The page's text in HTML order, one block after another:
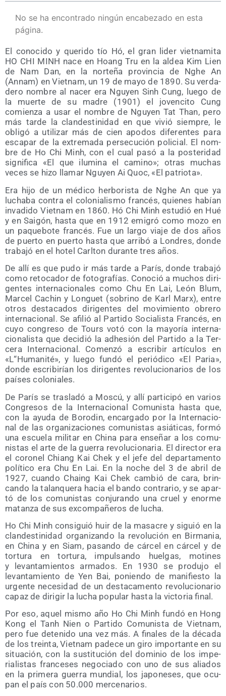
No se ha encontrado ningún encabezado en esta
página.
El cono­ci­do y que­ri­do tío Hó, el gran lider viet­na­mi­ta
HO CHI MINH nace en Hoang Tru en la aldea Kim Lien
de Nam Dan, en la nor­te­ña pro­vin­cia de Nghe An
(Annam) en Viet­nam, un 19 de mayo de 1890. Su ver­da­
de­ro nom­bre al nacer era Ngu­yen Sinh Cung, lue­go de
la muer­te de su madre (1901) el joven­ci­to Cung
comien­za a usar el nom­bre de Ngu­yen Tat Than, pero
más tar­de la clan­des­ti­ni­dad en que vivió siem­pre, le
obli­gó a uti­li­zar más de cien apo­dos dife­ren­tes para
esca­par de la extre­ma­da per­se­cu­ción poli­cial. El nom­
bre de Ho Chi Minh, con el cual pasó a la pos­te­ri­dad
sig­ni­fi­ca «El que ilu­mi­na el camino»; otras muchas
veces se hizo lla­mar Ngu­yen Ai Quoc, «El patriota».
Era hijo de un médi­co her­bo­ris­ta de Nghe An que ya
lucha­ba con­tra el colo­nia­lis­mo fran­cés, quie­nes habían
inva­di­do Viet­nam en 1860. Hó Chi Minh estu­dió en Hué
y en Sai­gón, has­ta que en 1912 emi­gró como mozo en
un paque­bo­te fran­cés. Fue un lar­go via­je de dos años
de puer­to en puer­to has­ta que arri­bó a Lon­dres, don­de
tra­ba­jó en el hotel Carl­ton duran­te tres años.
De allí es que pudo ir más tar­de a París, don­de tra­ba­jó
como reto­ca­dor de foto­gra­fías. Cono­ció a muchos diri­
gen­tes inter­na­cio­na­les como Chu En Lai, León Blum,
Mar­cel Cachin y Lon­guet (sobrino de Karl Marx), entre
otros des­ta­ca­dos diri­gen­tes del movi­mien­to obre­ro
inter­na­cio­nal. Se afi­lió al Par­ti­do Socia­lis­ta Fran­cés, en
cuyo con­gre­so de Tours votó con la mayo­ría inter­na­
cio­na­lis­ta que deci­dió la adhe­sión del Par­ti­do a la Ter­
ce­ra Inter­na­cio­nal. Comen­zó a escri­bir artícu­los en
«L“Humanité», y lue­go fun­dó el perió­di­co «El Paria»,
don­de escri­bi­rían los diri­gen­tes revo­lu­cio­na­rios de los
paí­ses coloniales.
De París se tras­la­dó a Mos­cú, y allí par­ti­ci­pó en varios
Con­gre­sos de la Inter­na­cio­nal Comu­nis­ta has­ta que,
con la ayu­da de Boro­din, encar­ga­do por la Inter­na­cio­
nal de las orga­ni­za­cio­nes comu­nis­tas asiá­ti­cas, for­mó
una escue­la mili­tar en Chi­na para ense­ñar a los comu­
nis­tas el arte de la gue­rra revo­lu­cio­na­ria. El direc­tor era
el coro­nel Chiang Kai Chek y el jefe del depar­ta­men­to
polí­ti­co era Chu En Lai. En la noche del 3 de abril de
1927, cuan­do Chaing Kai Chek cam­bió de cara, brin­
can­do la talan­que­ra hacia el ban­do con­tra­rio, y se apar­
tó de los comu­nis­tas con­ju­ran­do una cruel y enor­me
matan­za de sus excom­pa­ñe­ros de lucha.
Ho Chi Minh con­si­guió huir de la masa­cre y siguió en la
clan­des­ti­ni­dad orga­ni­zan­do la revo­lu­ción en Bir­ma­nia,
en Chi­na y en Siam, pasan­do de cár­cel en cár­cel y de
tor­tu­ra en tor­tu­ra, impul­san­do huel­gas, moti­nes
y levan­ta­mien­tos arma­dos. En 1930 se pro­du­jo el
levan­ta­mien­to de Yen Bai, ponien­do de mani­fies­to la
urgen­te nece­si­dad de un des­ta­ca­men­to revo­lu­cio­na­rio
capaz de diri­gir la lucha popu­lar has­ta la vic­to­ria final.
Por eso, aquel mis­mo año Ho Chi Minh fun­dó en Hong
Kong el Tanh Nien o Par­ti­do Comu­nis­ta de Viet­nam,
pero fue dete­ni­do una vez más. A fina­les de la déca­da
de los trein­ta, Viet­nam pade­ce un giro impor­tan­te en su
situa­ción, con la sus­ti­tu­ción del domi­nio de los impe­
ria­lis­tas fran­ce­ses nego­cia­do con uno de sus alia­dos
en la pri­me­ra gue­rra mun­dial, los japo­ne­ses, que ocu­
pan el país con 50.000 mercenarios.